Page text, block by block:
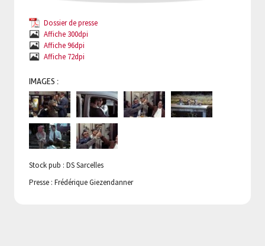
Dossier de presse
Affiche 300dpi
Affiche 96dpi
Affiche 72dpi
IMAGES :
Stock pub : DS Sarcelles
Presse : Frédérique Giezendanner